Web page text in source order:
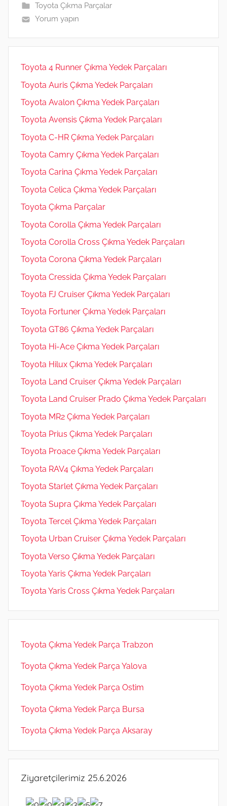
p
p
o
m
er
Toyota Çıkma Parçalar
Yorum yapın
Toyota 4 Runner Çıkma Yedek Parçaları
Toyota Auris Çıkma Yedek Parçaları
Toyota Avalon Çıkma Yedek Parçaları
Toyota Avensis Çıkma Yedek Parçaları
Toyota C-HR Çıkma Yedek Parçaları
Toyota Camry Çıkma Yedek Parçaları
Toyota Carina Çıkma Yedek Parçaları
Toyota Celica Çıkma Yedek Parçaları
Toyota Çıkma Parçalar
Toyota Corolla Çıkma Yedek Parçaları
Toyota Corolla Cross Çıkma Yedek Parçaları
Toyota Corona Çıkma Yedek Parçaları
Toyota Cressida Çıkma Yedek Parçaları
Toyota FJ Cruiser Çıkma Yedek Parçaları
Toyota Fortuner Çıkma Yedek Parçaları
Toyota GT86 Çıkma Yedek Parçaları
Toyota Hi-Ace Çıkma Yedek Parçaları
Toyota Hilux Çıkma Yedek Parçaları
Toyota Land Cruiser Çıkma Yedek Parçaları
Toyota Land Cruiser Prado Çıkma Yedek Parçaları
Toyota MR2 Çıkma Yedek Parçaları
Toyota Prius Çıkma Yedek Parçaları
Toyota Proace Çıkma Yedek Parçaları
Toyota RAV4 Çıkma Yedek Parçaları
Toyota Starlet Çıkma Yedek Parçaları
Toyota Supra Çıkma Yedek Parçaları
Toyota Tercel Çıkma Yedek Parçaları
Toyota Urban Cruiser Çıkma Yedek Parçaları
Toyota Verso Çıkma Yedek Parçaları
Toyota Yaris Çıkma Yedek Parçaları
Toyota Yaris Cross Çıkma Yedek Parçaları
Toyota Çıkma Yedek Parça Trabzon
Toyota Çıkma Yedek Parça Yalova
Toyota Çıkma Yedek Parça Ostim
Toyota Çıkma Yedek Parça Bursa
Toyota Çıkma Yedek Parça Aksaray
Ziyaretçilerimiz 25.6.2026